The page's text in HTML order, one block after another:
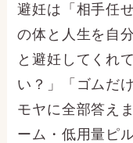
避妊は「相手任
の体と人生を自
と避妊してくれ
い？」「ゴムだ
モヤに全部答え
ーム・低用量ピ